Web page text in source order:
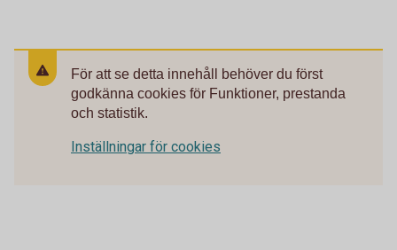
För att se detta innehåll behöver du först
godkänna cookies för Funktioner, prestanda
och statistik.
Inställningar för cookies